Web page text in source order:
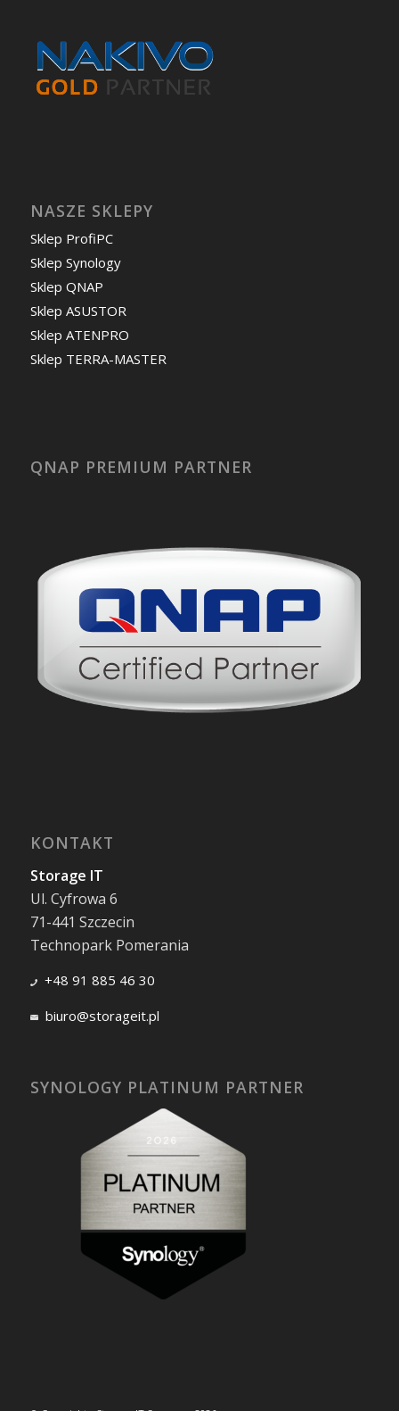
NASZE SKLEPY
Sklep ProfiPC
Sklep Synology
Sklep QNAP
Sklep ASUSTOR
Sklep ATENPRO
Sklep TERRA-MASTER
QNAP PREMIUM PARTNER
KONTAKT
Storage IT
Ul. Cyfrowa 6
71-441 Szczecin
Technopark Pomerania
+48 91 885 46 30
biuro@storageit.pl
SYNOLOGY PLATINUM PARTNER